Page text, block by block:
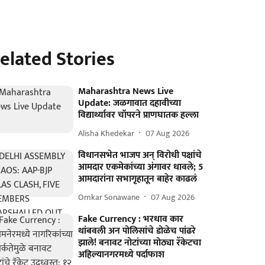
Stories
Maharashtra News Live
Update: जळगावात दहावीच्या
विद्यार्थ्यावर चॉपरने प्राणघातक हल्ला
Alisha Khedekar 07 Aug 2026
विधानसभेत भाजप अन् विरोधी पक्षांचे
आमदार एकमेकांच्या अंगावर धावले; 5
आमदारांना सभागृहातून बाहेर काढलं
Omkar Sonawane 07 Aug 2026
Fake Currency : भरधाव कार
थांबवली अन पोलिसांचे डोळेच पांढरे
झाले! बनावट नोटांच्या मोठ्या रॅकेटचा
अहिल्यानगरमध्ये पर्दाफाश